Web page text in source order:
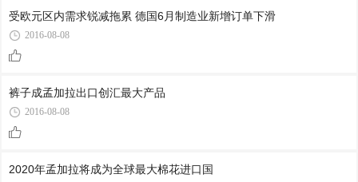
受欧元区内需求锐减拖累 德国6月制造业新增订单下滑
2016-08-08
裤子成孟加拉出口创汇最大产品
2016-08-08
2020年孟加拉将成为全球最大棉花进口国